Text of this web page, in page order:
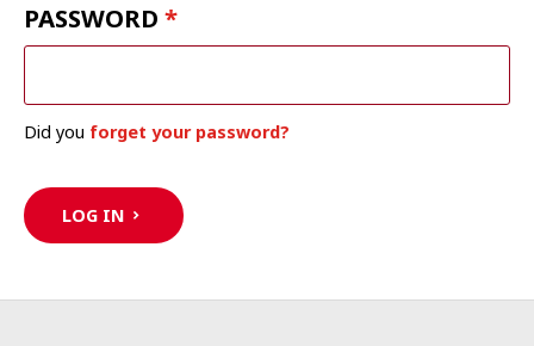
PASSWORD
Did you forget your password?
LOG IN